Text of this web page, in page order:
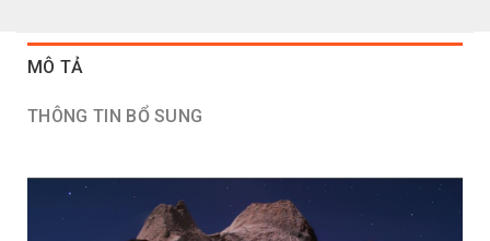
MÔ TẢ
THÔNG TIN BỔ SUNG